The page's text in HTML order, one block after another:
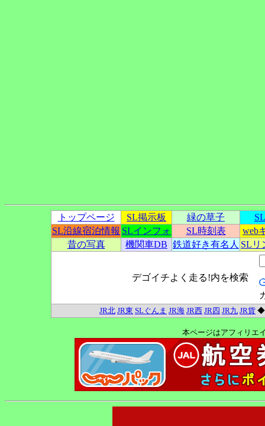
トップページ SL掲示板 緑の草子
SL沿線宿泊情報 SLインフォ SL時刻表
web
昔の写真
機関車DB 鉄道好き有名人 SLリ
デゴイチよく走る!内を検索
JR北 JR東 SLぐんま JR海 JR西 JR四 JR九 JR貨
本ページはアフィリエ